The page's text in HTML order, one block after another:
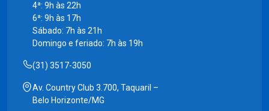
4ª: 9h às 22h
6ª: 9h às 17h
Sábado: 7h às 21h
Domingo e feriado: 7h às 19h
(31) 3517-3050
Av. Country Club 3.700, Taquaril –
Belo Horizonte/MG